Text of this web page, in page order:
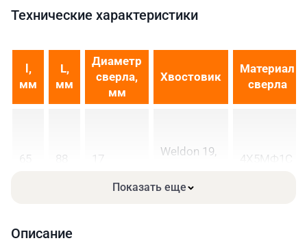
Технические xарактеристики
l,
мм
L,
мм
Диаметр
сверла,
мм
Хвостовик
Материал
сверла
65 88 17
Weldon 19,
4Х5МФ1С
Показать еще
Описание